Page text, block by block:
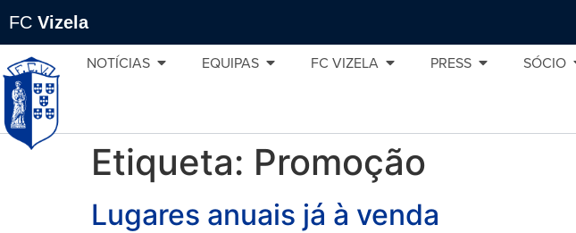
FC Vizela
NOTÍCIAS EQUIPAS FC VIZELA PRESS SÓCIO
Etiqueta: Promoção
Lugares anuais já à venda